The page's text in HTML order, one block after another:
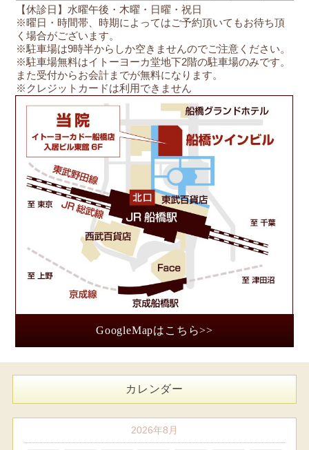
【休診日】水曜午後・木曜・日曜・祝日
※曜日・時間帯、時期によってはご予約頂いてもお待ち頂
く場合がございます。
※駐車場は9時半からしか空きませんのでご注意ください。
※駐車場無料はイトーヨーカ堂地下2階の駐車場のみです。
また受付からお会計までが無料になります。
※クレジットカードは利用できません
GoogleMapはこちら>>
カレンダー
2026年8月